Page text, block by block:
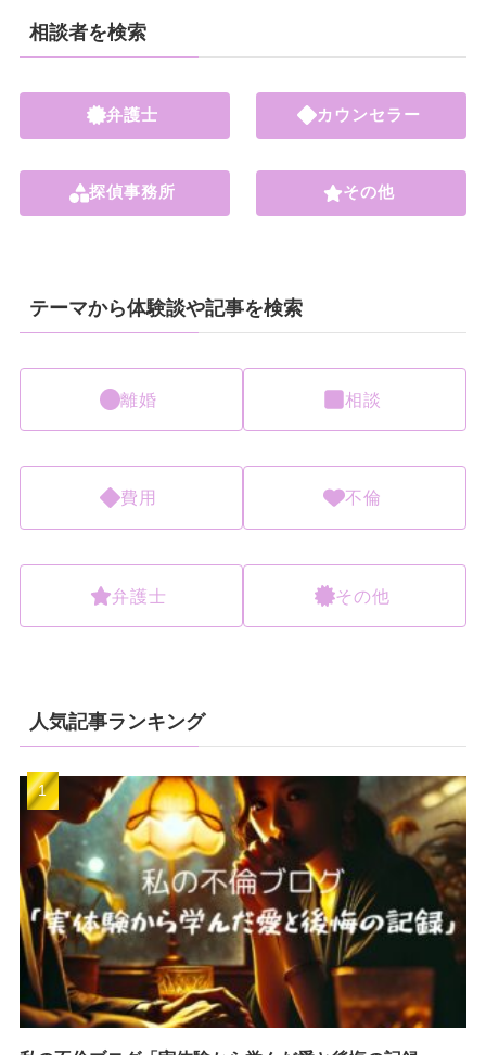
相談者を検索
弁護士
探偵事務所
カウンセラー
その他
テーマから体験談や記事を検索
離婚 相談
費用 不倫
弁護士 その他
人気記事ランキング